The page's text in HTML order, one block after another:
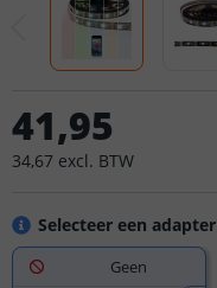
Selecteer een adapter
Geen
41,95
34,67 excl. BTW